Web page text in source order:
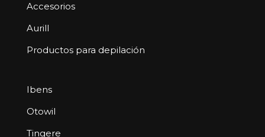
Accesorios
Aurill
Productos para depilación
Ibens
Otowil
Tingere